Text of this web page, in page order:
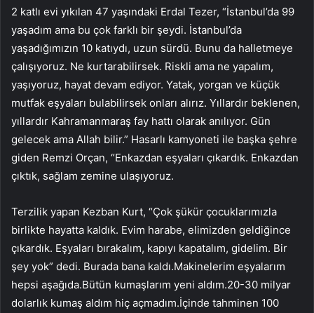
2 katlı evi yıkılan 47 yaşındaki Erdal Tezer, “İstanbul’da 99
yaşadım ama bu çok farklı bir şeydi. İstanbul’da
yaşadığımızın 10 katıydı, uzun sürdü. Bunu da halletmeye
çalışıyoruz. Ne kurtarabilirsek. Riskli ama ne yapalım,
yaşıyoruz, hayat devam ediyor. Yatak, yorgan ve küçük
mutfak eşyaları bulabilirsek onları alırız. Yıllardır beklenen,
yıllardır Kahramanmaraş fay hattı olarak anılıyor. Gün
gelecek ama Allah bilir.” Hasarlı kamyoneti ile başka şehre
giden Remzi Orçan, “Enkazdan eşyaları çıkardık. Enkazdan
çıktık, sağlam zemine ulaşıyoruz.
Terzilik yapan Kezban Kurt, “Çok şükür çocuklarımızla
birlikte hayatta kaldık. Evim harabe, elimizden geldiğince
çıkardık. Eşyaları bırakalım, kapıyı kapatalım, gidelim. Bir
şey yok” dedi. Burada bana kaldı.Makinelerim eşyalarım
hepsi aşağıda.Bütün kumaşlarım yeni aldım.20-30 milyar
dolarlık kumaş aldım hiç açmadım.İçinde tahminen 100